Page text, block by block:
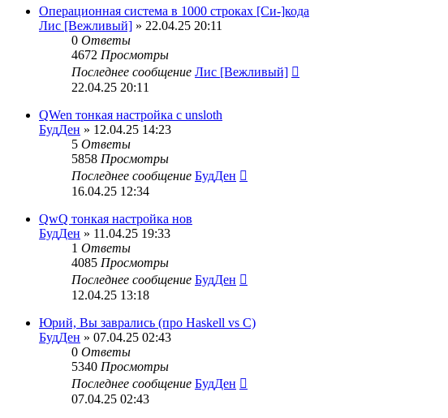
Операционная система в 1000 строках [Си-]кода
Лис [Вежливый] » 22.04.25 20:11
0 Ответы
4672 Просмотры
Последнее сообщение Лис [Вежливый]
22.04.25 20:11
QWen тонкая настройка с unsloth
БудДен » 12.04.25 14:23
5 Ответы
5858 Просмотры
Последнее сообщение БудДен
16.04.25 12:34
QwQ тонкая настройка нов
БудДен » 11.04.25 19:33
1 Ответы
4085 Просмотры
Последнее сообщение БудДен
12.04.25 13:18
Юрий, Вы заврались (про Haskell vs C)
БудДен » 07.04.25 02:43
0 Ответы
5340 Просмотры
Последнее сообщение БудДен
07.04.25 02:43